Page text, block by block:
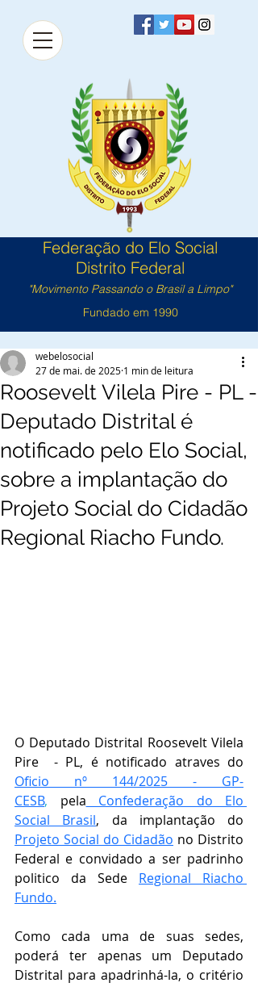
Federação do Elo Social
Distrito Federal
"Movimento Passando o Brasil a Limpo"
Fundado em 1990
Roosevelt Vilela Pire - PL -
Deputado Distrital é
notificado pelo Elo Social,
sobre a implantação do
Projeto Social do Cidadão
Regional Riacho Fundo.
webelosocial
27 de mai. de 2025 1 min de leitura
O Deputado Distrital Roosevelt Vilela
Oficio nº 144/2025 - GP-
CESB, pela Confederação do Elo
Social Brasil
Projeto Social do Cidadão no Distrito
Federal e convidado a ser padrinho
politico da Sede Regional Riacho
Fundo.
Como cada uma de suas sedes,
poderá ter apenas um Deputado
Distrital para apadrinhá-la, o critério